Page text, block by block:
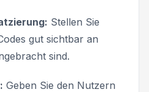
Stellen Sie
gut sichtbar an
sind.
Geben Sie den Nutzern